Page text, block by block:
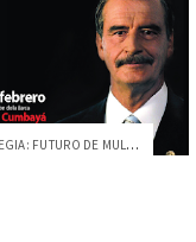
INNOVACIÓN Y ESTRATEGIA: FUTURO DE MULTI...